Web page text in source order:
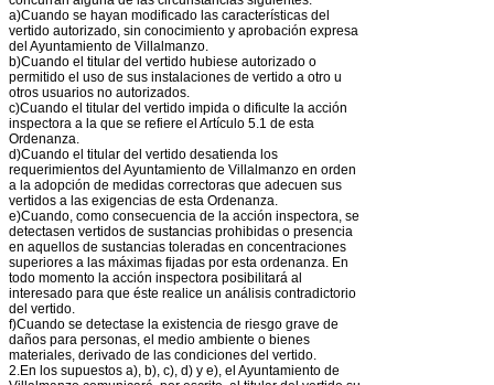
a)Cuando se hayan modificado las características del
vertido autorizado, sin conocimiento y aprobación expresa
del Ayuntamiento de Villalmanzo.
b)Cuando el titular del vertido hubiese autorizado o
permitido el uso de sus instalaciones de vertido a otro u
otros usuarios no autorizados.
c)Cuando el titular del vertido impida o dificulte la acción
inspectora a la que se refiere el Artículo 5.1 de esta
Ordenanza.
d)Cuando el titular del vertido desatienda los
requerimientos del Ayuntamiento de Villalmanzo en orden
a la adopción de medidas correctoras que adecuen sus
vertidos a las exigencias de esta Ordenanza.
e)Cuando, como consecuencia de la acción inspectora, se
detectasen vertidos de sustancias prohibidas o presencia
en aquellos de sustancias toleradas en concentraciones
superiores a las máximas fijadas por esta ordenanza. En
todo momento la acción inspectora posibilitará al
interesado para que éste realice un análisis contradictorio
del vertido.
f)Cuando se detectase la existencia de riesgo grave de
daños para personas, el medio ambiente o bienes
materiales, derivado de las condiciones del vertido.
2.En los supuestos a), b), c), d) y e), el Ayuntamiento de